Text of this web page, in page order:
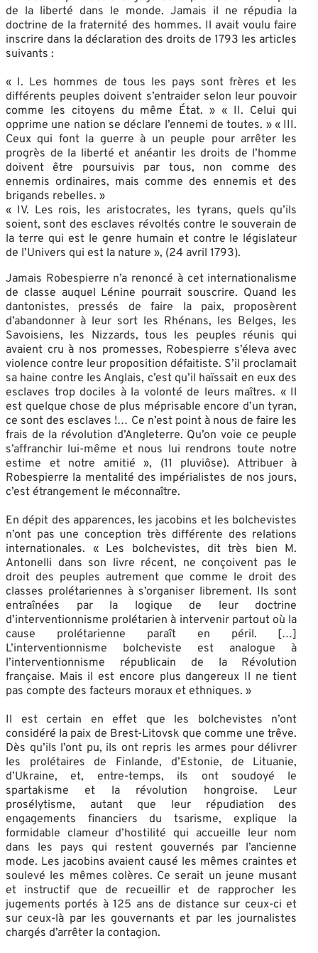
de la liberté dans le monde. Jamais il ne répudia la
doctrine de la fraternité des hommes. Il avait voulu faire
inscrire dans la déclaration des droits de 1793 les articles
suivants :
« I. Les hommes de tous les pays sont frères et les
différents peuples doivent s’entraider selon leur pouvoir
comme les citoyens du même État. » « II. Celui qui
opprime une nation se déclare l’ennemi de toutes. » « III.
Ceux qui font la guerre à un peuple pour arrêter les
progrès de la liberté et anéantir les droits de l’homme
doivent être poursuivis par tous, non comme des
ennemis ordinaires, mais comme des ennemis et des
brigands rebelles. »
« IV. Les rois, les aristocrates, les tyrans, quels qu’ils
soient, sont des esclaves révoltés contre le souverain de
la terre qui est le genre humain et contre le législateur
de l’Univers qui est la nature », (24 avril 1793).
Jamais Robespierre n’a renoncé à cet internationalisme
de classe auquel Lénine pourrait souscrire. Quand les
dantonistes, pressés de faire la paix, proposèrent
d’abandonner à leur sort les Rhénans, les Belges, les
Savoisiens, les Nizzards, tous les peuples réunis qui
avaient cru à nos promesses, Robespierre s’éleva avec
violence contre leur proposition défaitiste. S’il proclamait
sa haine contre les Anglais, c’est qu’il haïssait en eux des
esclaves trop dociles à la volonté de leurs maîtres. « Il
est quelque chose de plus méprisable encore d’un tyran,
ce sont des esclaves !… Ce n’est point à nous de faire les
frais de la révolution d’Angleterre. Qu’on voie ce peuple
s’affranchir lui-même et nous lui rendrons toute notre
estime et notre amitié », (11 pluviôse). Attribuer à
Robespierre la mentalité des impérialistes de nos jours,
c’est étrangement le méconnaître.
En dépit des apparences, les jacobins et les bolchevistes
n’ont pas une conception très différente des relations
internationales. « Les bolchevistes, dit très bien M.
Antonelli dans son livre récent, ne conçoivent pas le
droit des peuples autrement que comme le droit des
classes prolétariennes à s’organiser librement. Ils sont
entraînées par la logique de leur doctrine
d’interventionnisme prolétarien à intervenir partout où la
cause prolétarienne paraît en péril. […]
L’interventionnisme bolcheviste est analogue à
l’interventionnisme républicain de la Révolution
française. Mais il est encore plus dangereux Il ne tient
pas compte des facteurs moraux et ethniques. »
Il est certain en effet que les bolchevistes n’ont
considéré la paix de Brest-Litovsk que comme une trêve.
Dès qu’ils l’ont pu, ils ont repris les armes pour délivrer
les prolétaires de Finlande, d’Estonie, de Lituanie,
d’Ukraine, et, entre-temps, ils ont soudoyé le
spartakisme et la révolution hongroise. Leur
prosélytisme, autant que leur répudiation des
engagements financiers du tsarisme, explique la
formidable clameur d’hostilité qui accueille leur nom
dans les pays qui restent gouvernés par l’ancienne
mode. Les jacobins avaient causé les mêmes craintes et
soulevé les mêmes colères. Ce serait un jeune musant
et instructif que de recueillir et de rapprocher les
jugements portés à 125 ans de distance sur ceux-ci et
sur ceux-là par les gouvernants et par les journalistes
chargés d’arrêter la contagion.